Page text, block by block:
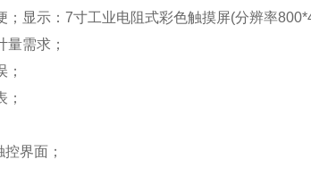
显示： 7寸工业电阻式彩色触摸屏(分辨率
需求；
界面；